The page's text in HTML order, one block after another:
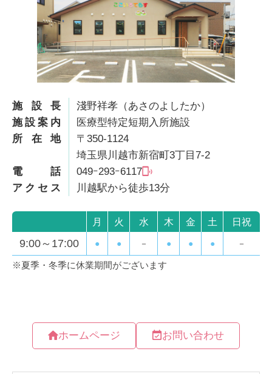
施設長
淺野祥孝（あさのよしたか）
施設案内
医療型特定短期入所施設
所在地
〒350-1124
埼玉県川越市新宿町3丁目7-2
電話
049ｰ293ｰ6117
アクセス
川越駅から徒歩13分
ホームページ お問い合わせ